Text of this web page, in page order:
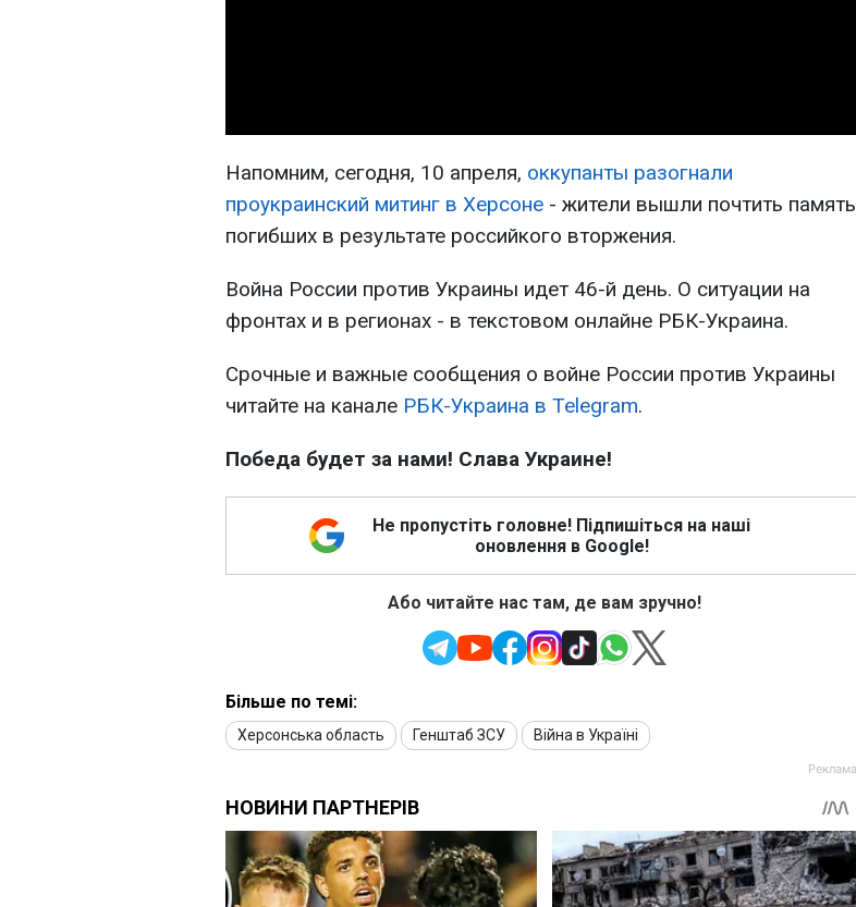
Напомним, сегодня, 10 апреля, оккупанты разогнали
проукраинский митинг в Херсоне - жители вышли почтить память
погибших в результате российкого вторжения.
Война России против Украины идет 46-й день. О ситуации на
фронтах и в регионах - в текстовом онлайне РБК-Украина.
Срочные и важные сообщения о войне России против Украины
читайте на канале РБК-Украина в Telegram.
Победа будет за нами! Слава Украине!
Не пропустіть головне! Підпишіться на наші
оновлення в Google!
Або читайте нас там, де вам зручно!
Більше по темі:
Херсонська область Генштаб ЗСУ Війна в Україні